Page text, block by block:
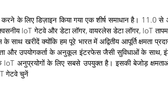
के लिए डिज़ाइन किया गया एक शीर्ष समाधान है। 11.0
IoT गेटवे और डेटा लॉगर, वायरलेस डेटा लॉगर, IoT
साथ खरीदें क्योंकि हम पूरे भारत में अद्वितीय आपूर्ति क्षमता
और उपयोगकर्ता के अनुकूल इंटरफेस जैसी सुविधाओं के साथ,
IoT अनुप्रयोगों के लिए सबसे उपयुक्त है। इसकी बेजोड़
गेटवे चुनें